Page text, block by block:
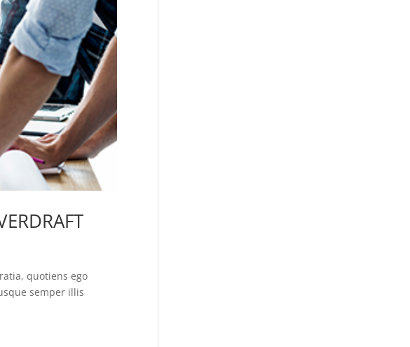
quotiens ego
semper illis